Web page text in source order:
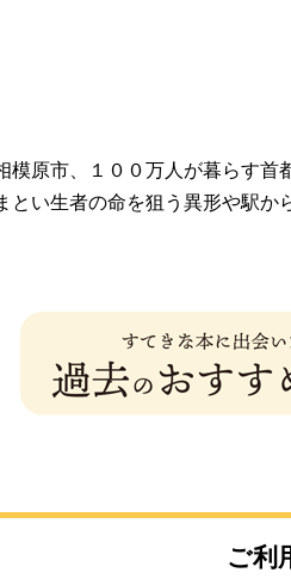
模原市、１００万人が暮らす
とい生者の命を狙う異形や駅
ご利